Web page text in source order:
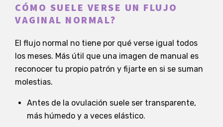
CÓMO SUELE VERSE UN FLUJO
VAGINAL NORMAL?
El flujo normal no tiene por qué verse igual todos
los meses. Más útil que una imagen de manual es
reconocer tu propio patrón y fijarte en si se suman
molestias.
Antes de la ovulación suele ser transparente,
más húmedo y a veces elástico.